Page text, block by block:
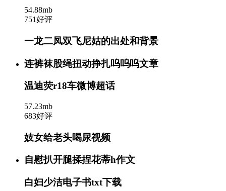
54.88mb
751好评
一龙二凤双飞尼姑的出处和背景
连裤袜股绳扭动挣扎呜呜呜文章
温迪荧r18车微博超话
57.23mb
683好评
妓女给老头喝尿视频
自慰扒开腿揉捏花蒂h作文
白妇少洁电子书txt下载